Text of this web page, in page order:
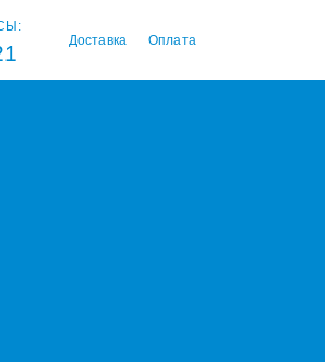
Доставка Оплата